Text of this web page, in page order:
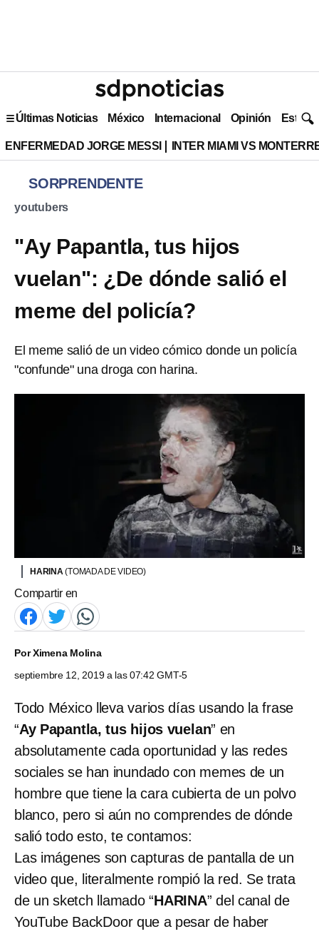
Últimas Noticias México Internacional Opinión Estilo
ENFERMEDAD JORGE MESSI INTER MIAMI VS
SORPRENDENTE
youtubers
"Ay Papantla, tus hijos
vuelan": ¿De dónde salió el
meme del policía?
El meme salió de un video cómico donde un policía
"confunde" una droga con harina.
HARINA(TOMADA DE VIDEO)
Compartir en
PorXimena Molina
septiembre 12, 2019 a las 07:42 GMT-5
Todo México lleva varios días usando la frase
“Ay Papantla, tus hijos vuelan” en
absolutamente cada oportunidad y las redes
sociales se han inundado con memes de un
hombre que tiene la cara cubierta de un polvo
blanco, pero si aún no comprendes de dónde
salió todo esto, te contamos:
Las imágenes son capturas de pantalla de un
video que, literalmente rompió la red. Se trata
de un sketch llamado “HARINA” del canal de
YouTube BackDoor que a pesar de haber